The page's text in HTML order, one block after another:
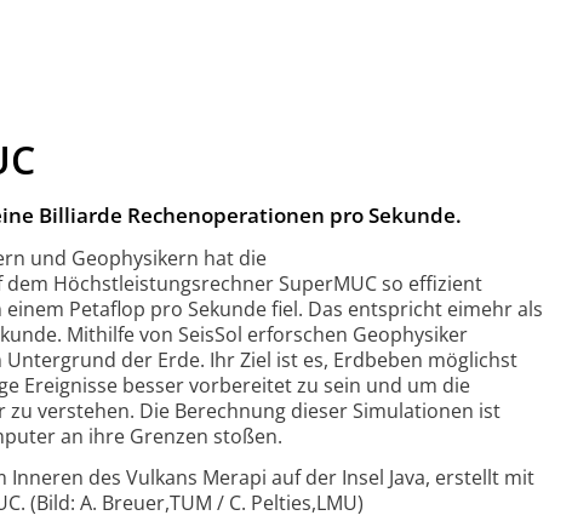
Billiarde Rechenoperationen pro Sekunde.
und Geophysikern hat die
Höchstleistungsrechner SuperMUC so effizient
Petaflop pro Sekunde fiel. Das entspricht eimehr als
Mithilfe von SeisSol erforschen Geophysiker
der Erde. Ihr Ziel ist es, Erdbeben möglichst
Ereignisse besser vorbereitet zu sein und um die
verstehen. Die Berechnung dieser Simulationen ist
an ihre Grenzen stoßen.
des Vulkans Merapi auf der Insel Java, erstellt mit
(Bild: A. Breuer,TUM / C. Pelties,LMU)